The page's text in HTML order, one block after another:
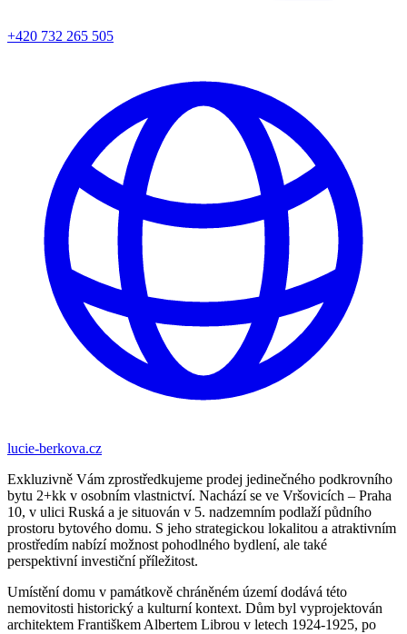
+420 732 265 505
lucie-berkova.cz
Exkluzivně Vám zprostředkujeme prodej jedinečného podkrovního
bytu 2+kk v osobním vlastnictví. Nachází se ve Vršovicích – Praha
10, v ulici Ruská a je situován v 5. nadzemním podlaží půdního
prostoru bytového domu. S jeho strategickou lokalitou a atraktivním
prostředím nabízí možnost pohodlného bydlení, ale také
perspektivní investiční příležitost.
Umístění domu v památkově chráněném území dodává této
nemovitosti historický a kulturní kontext. Dům byl vyprojektován
architektem Františkem Albertem Librou v letech 1924-1925, po